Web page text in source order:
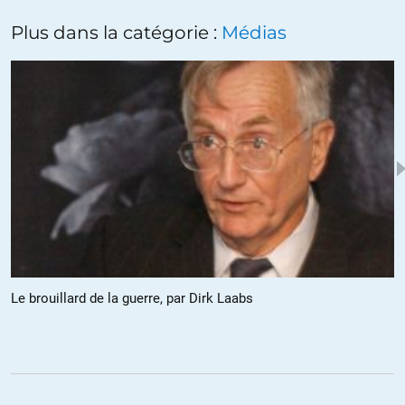
– sous une droite comme on a connu, parler politique, c’est
coco, c’est haineux
– sous la gauche qu’on vient de connaître, parler politique, c’est
facho, c’est haineux
– maintenant, parler religion, c’est raciste, c’est haineux
26.06.2017 à 12h01
Ce n’est pas haineux de s’élever contre Zemmour, c’est une
question d’agit-prop malsaine de sa part. Ce qu’il oublie
Plus dans la catégorie : Médias
Le brouillard de la guerre, par Dirk Laabs